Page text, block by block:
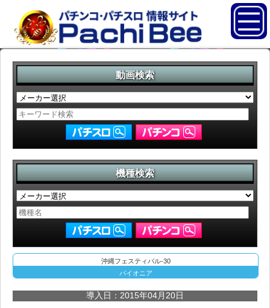
動画検索
機種検索
沖縄フェスティバル-30
パイオニア
導入日：2015年04月20日